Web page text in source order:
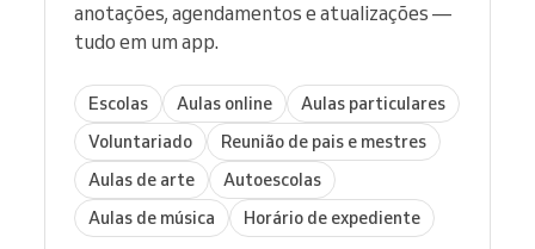
anotações, agendamentos e atualizações —
tudo em um app.
Escolas Aulas online
Aulas particulares
Voluntariado
Reunião de pais e mestres
Aulas de arte
Autoescolas
Aulas de música
Horário de expediente